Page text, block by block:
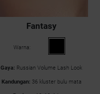
Fantasy
Warna:
Gaya: Russian Volume Lash Look
Kandungan: 36 kluster bulu mata